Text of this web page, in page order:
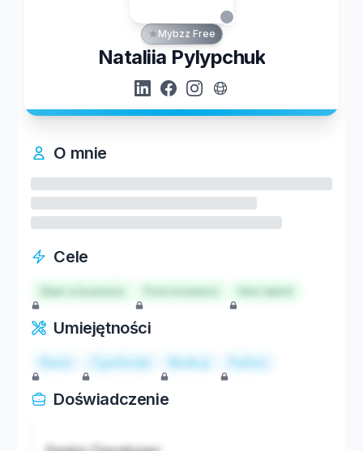
Mybzz Free
Nataliia Pylypchuk
O mnie
Cele
Start a business Hire talent
Umiejętności
React TypeScript Node.js Python
Doświadczenie